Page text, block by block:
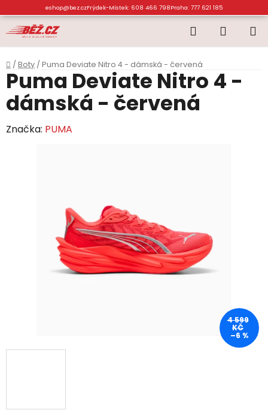
na
obsah
eshop@bez.czFrýdek-Místek: 608 466 798Praha: 777 621 185
Hledat
KOŠÍK
Domů
/ Boty / Puma Deviate Nitro 4 - dámská - červená
Puma Deviate Nitro 4 -
dámská - červená
Značka: PUMA
4 599
KČ
–6 %